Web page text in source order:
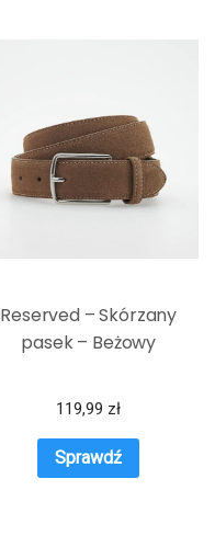
Reserved – Skórzany
pasek – Beżowy
119,99 zł
Sprawdź